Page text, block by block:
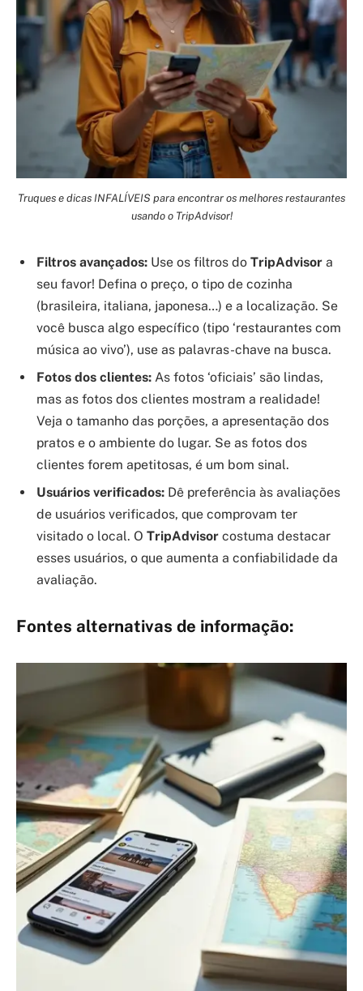
Truques e dicas INFALÍVEIS para encontrar os melhores restaurantes
usando o TripAdvisor!
Filtros avançados: Use os filtros do TripAdvisor a
seu favor! Defina o preço, o tipo de cozinha
(brasileira, italiana, japonesa…) e a localização. Se
você busca algo específico (tipo ‘restaurantes com
música ao vivo’), use as palavras-chave na busca.
Fotos dos clientes: As fotos ‘oficiais’ são lindas,
mas as fotos dos clientes mostram a realidade!
Veja o tamanho das porções, a apresentação dos
pratos e o ambiente do lugar. Se as fotos dos
clientes forem apetitosas, é um bom sinal.
Usuários verificados: Dê preferência às avaliações
de usuários verificados, que comprovam ter
visitado o local. O TripAdvisor costuma destacar
esses usuários, o que aumenta a confiabilidade da
avaliação.
Fontes alternativas de informação: